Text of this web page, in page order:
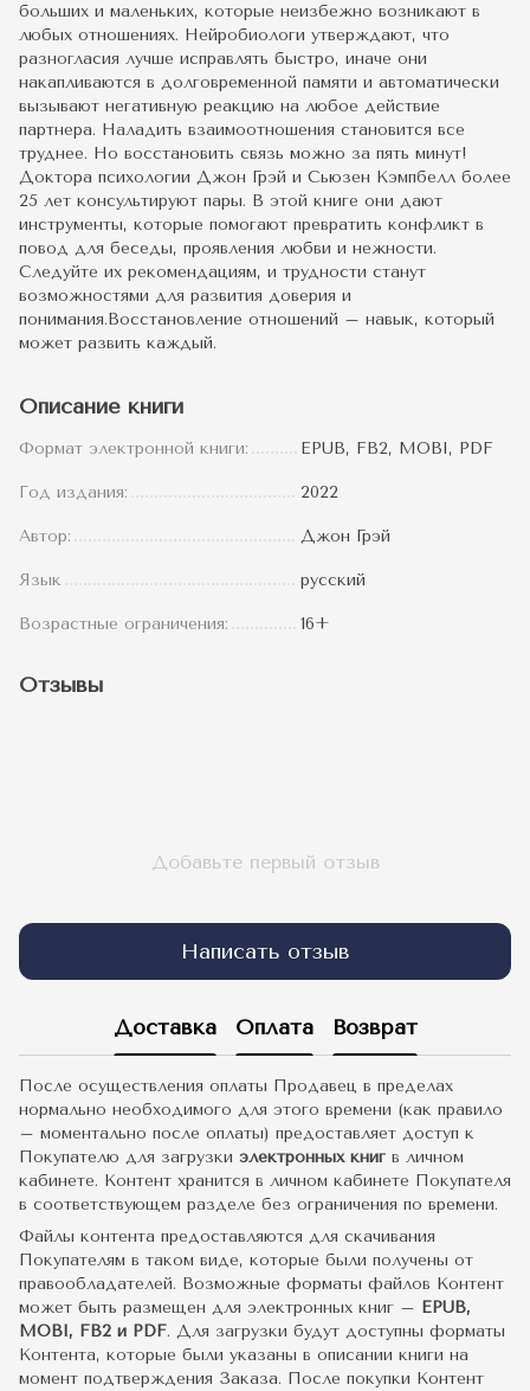
больших и маленьких, которые неизбежно возникают в
любых отношениях. Нейробиологи утверждают, что
разногласия лучше исправлять быстро, иначе они
накапливаются в долговременной памяти и автоматически
вызывают негативную реакцию на любое действие
партнера. Наладить взаимоотношения становится все
труднее. Но восстановить связь можно за пять минут!
Доктора психологии Джон Грэй и Сьюзен Кэмпбелл более
25 лет консультируют пары. В этой книге они дают
инструменты, которые помогают превратить конфликт в
повод для беседы, проявления любви и нежности.
Следуйте их рекомендациям, и трудности станут
возможностями для развития доверия и
понимания.Восстановление отношений – навык, который
может развить каждый.
Описание книги
Формат электронной книги: EPUB, FB2, MOBI, PDF
Год издания: 2022
Автор: Джон Грэй
Язык русский
Возрастные ограничения: 16+
Отзывы
Добавьте первый отзыв
Написать отзыв
Доставка Оплата Возврат
После осуществления оплаты Продавец в пределах
нормально необходимого для этого времени (как правило
– моментально после оплаты) предоставляет доступ к
Покупателю для загрузки электронных книг в личном
кабинете. Контент хранится в личном кабинете Покупателя
в соответствующем разделе без ограничения по времени.
Файлы контента предоставляются для скачивания
Покупателям в таком виде, которые были получены от
правообладателей. Возможные форматы файлов Контент
может быть размещен для электронных книг – EPUB,
MOBI, FB2 и PDF. Для загрузки будут доступны форматы
Контента, которые были указаны в описании книги на
момент подтверждения Заказа. После покупки Контент